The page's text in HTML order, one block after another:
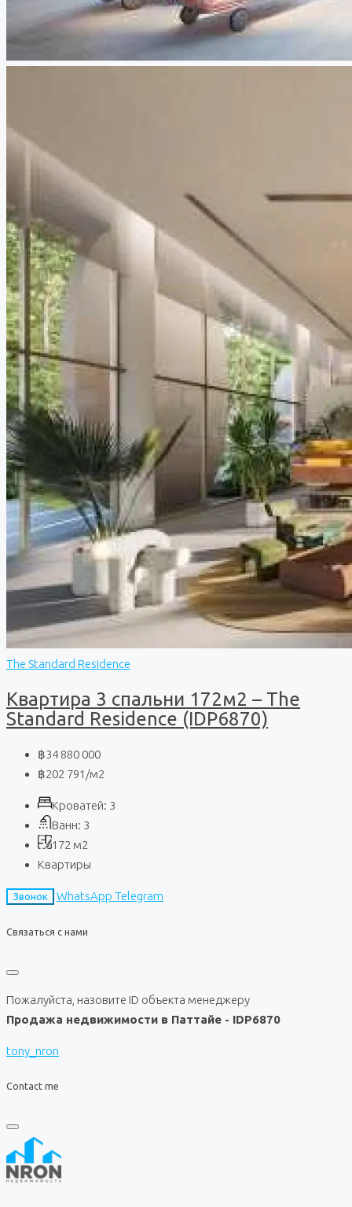
The Standard Residence
Квартира 3 спальни 172м2 – The
Standard Residence (IDP6870)
฿34 880 000
฿202 791 /м2
Кроватей: 3
Ванн: 3
172 м2
Квартиры
Звонок WhatsApp Telegram
Связаться с нами
Пожалуйста, назовите ID объекта менеджеру
Продажа недвижимости в Паттайе - IDP6870
tony_nron
Contact me